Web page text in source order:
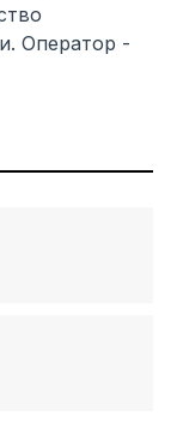
Оператор -